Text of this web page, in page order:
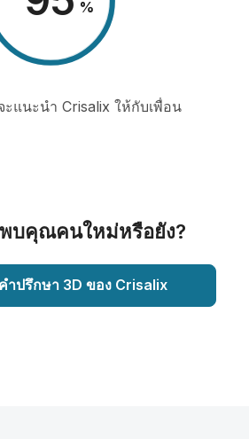
%
แนะนำ Crisalix ให้กับเพื่อน
บคุณคนใหม่หรือยัง?
ำปรึกษา 3D ของ Crisalix